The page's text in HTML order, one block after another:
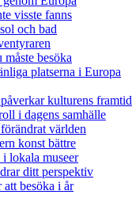
visste fanns
och bad
måste besöka
platserna i Europa
kulturens framtid
i dagens samhälle
världen
konst bättre
lokala museer
ditt perspektiv
besöka i år